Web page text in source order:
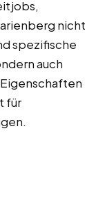
nicht
spezifische
auch
für